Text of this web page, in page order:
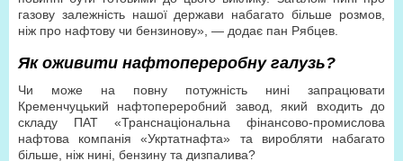
газову залежність нашої держави набагато більше розмов,
ніж про нафтову чи бензинову», — додає пан Рябцев.
Як оживити нафтопереробну галузь?
Чи може на повну потужність нині запрацювати
Кременчуцький нафтопереробний завод, який входить до
складу ПАТ «Транснаціональна фінансово-промислова
нафтова компанія «Укртатнафта» та виробляти набагато
більше, ніж нині, бензину та дизпалива?